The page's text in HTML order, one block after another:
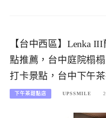
【台中西區】Lenka
點推薦，台中庭院榻
打卡景點，台中下午
下午茶甜點店 UPSSMILE